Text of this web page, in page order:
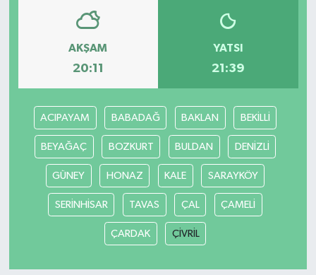
AKŞAM
20:11
YATSI
21:39
ACIPAYAM BABADAĞ BAKLAN BEKİLLİ
BEYAĞAÇ BOZKURT BULDAN DENİZLİ
GÜNEY HONAZ KALE SARAYKÖY
SERİNHİSAR TAVAS ÇAL ÇAMELİ
ÇARDAK ÇİVRİL